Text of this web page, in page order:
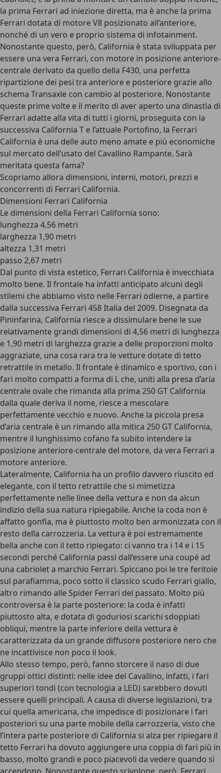
la prima Ferrari ad iniezione diretta, ma è anche la prima
Ferrari dotata di motore V8 posizionato all’anteriore,
nonché di un vero e proprio sistema di infotainment.
Nonostante questo, però, California è stata sviluppata per
essere una vera Ferrari, con motore in posizione anteriore-
centrale derivato da quello della F430, una perfetta
ripartizione dei pesi tra anteriore e posteriore grazie allo
schema Transaxle con cambio al posteriore. Nonostante
queste prime volte e il merito di aver aperto una dinastia di
Ferrari adatte alla vita di tutti i giorni, proseguita con la
successiva California T e l’attuale Portofino, la Ferrari
California è una delle auto meno amate e più economiche
sul mercato dell’usato del Cavallino Rampante. Sarà
meritata questa fama?
Scopriamo allora dimensioni, interni, motori, prezzi e
concorrenti di Ferrari California.
Dimensioni Ferrari California
Le dimensioni della Ferrari California sono:
lunghezza 4,56 metri
larghezza 1,90 metri
altezza 1,31 metri
passo 2,67 metri
Dal punto di vista estetico, Ferrari California è invecchiata
molto bene. Il frontale ha infatti anticipato alcuni degli
stilemi che abbiamo visto nelle Ferrari odierne, a partire
dalla successiva Ferrari 458 Italia del 2009. Disegnata da
Pininfarina, California riesce a dissimulare bene le sue
relativamente grandi dimensioni di 4,56 metri di lunghezza
e 1,90 metri di larghezza grazie a delle proporzioni molto
aggraziate, una cosa rara tra le vetture dotate di tetto
retrattile in metallo. Il frontale è dinamico e sportivo, con i
fari molto compatti a forma di L che, uniti alla presa d’aria
centrale ovale che rimanda alla prima 250 GT California
dalla quale deriva il nome, riesce a mescolare
perfettamente vecchio e nuovo. Anche la piccola presa
d’aria centrale è un rimando alla mitica 250 GT California,
mentre il lunghissimo cofano fa subito intendere la
posizione anteriore-centrale del motore, da vera Ferrari a
motore anteriore.
Lateralmente, California ha un profilo davvero riuscito ed
elegante, con il tetto retrattile che si mimetizza
perfettamente nelle linee della vettura e non da alcun
indizio della sua natura ripiegabile. Anche la coda non è
affatto gonfia, ma è piuttosto molto ben armonizzata con il
resto della carrozzeria. La vettura è poi estremamente
bella anche con il tetto ripiegato: ci vanno tra i 14 e i 15
secondi perché California passi dall’essere una coupé ad
una cabriolet a marchio Ferrari. Spiccano poi le tre feritoie
sul parafiamma, poco sotto il classico scudo Ferrari giallo,
altro rimando alle Spider Ferrari del passato. Molto più
controversa è la parte posteriore: la coda è infatti
piuttosto alta, e dotata di goduriosi scarichi sdoppiati
obliqui, mentre la parte inferiore della vettura è
caratterizzata da un grande diffusore posteriore nero che
ne incattivisce non poco il look.
Allo stesso tempo, però, fanno storcere il naso di due
gruppi ottici distinti: nelle idee del Cavallino, infatti, i fari
superiori tondi (con tecnologia a LED) sarebbero dovuti
essere quelli principali. A causa di diverse legislazioni, tra
cui quella americana, che impedisce di posizionare i fari
posteriori su una parte mobile della carrozzeria, visto che
l’intera parte posteriore di California si alza per ripiegare il
tetto Ferrari ha dovuto aggiungere una coppia di fari più in
basso, molto grandi e poco piacevoli da vedere quando si